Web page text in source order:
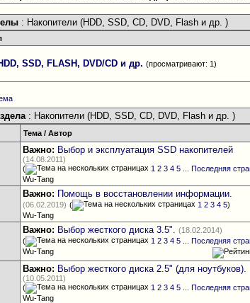
: Накопители (HDD, SSD, CD, DVD, Flash и др. )
SSD, FLASH, DVD/CD и др. (просматривают: 1)
: Накопители (HDD, SSD, CD, DVD, Flash и др. )
Тема /Автор
Важно: Выбор и эксплуатация SSD накопителей
(14.08.2011)
(
1 2 3 4 5 ...Последняя
Wu-Tang
Важно: Помощь в восстановлении информации.
(06.02.2019) ( 1 2 3 4 5)
Wu-Tang
Важно: Выбор жесткого диска 3.5". (18.02.2014)
(
1 2 3 4 5 Последняя
Wu-Tang
Важно: Выбор жесткого диска 2.5" (для ноутбуков).
(10.05.2011)
(
1 2 3 4 5 ...Последняя
Wu-Tang